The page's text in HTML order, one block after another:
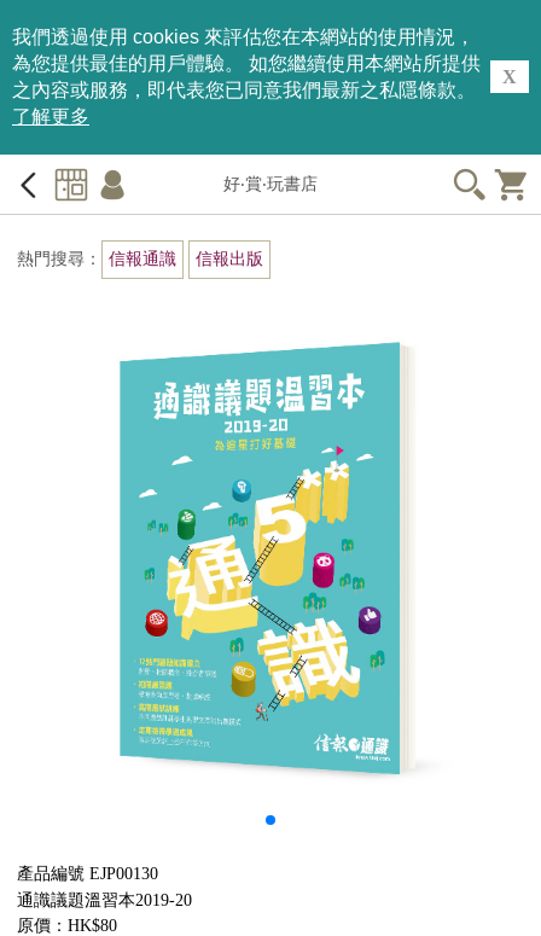
我們透過使用 cookies 來評估您在本網站的使用情況，
為您提供最佳的用戶體驗。 如您繼續使用本網站所提供
之內容或服務，即代表您已同意我們最新之私隱條款。
了解更多
X
好‧賞‧玩書店
熱門搜尋： 信報通識 信報出版
產品編號 EJP00130
通識議題溫習本2019-20
原價：HK$80